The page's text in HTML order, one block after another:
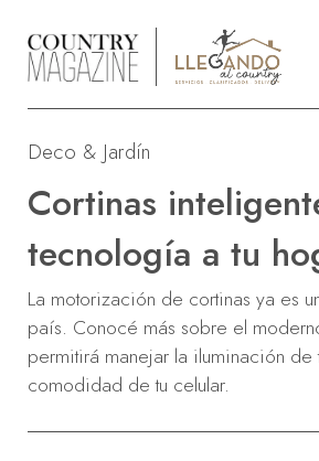
Deco & Jardín
Cortinas
tecnología a tu
La motorización de cortinas ya es
país. Conocé más sobre el
permitirá manejar la iluminación de
comodidad de tu celular.